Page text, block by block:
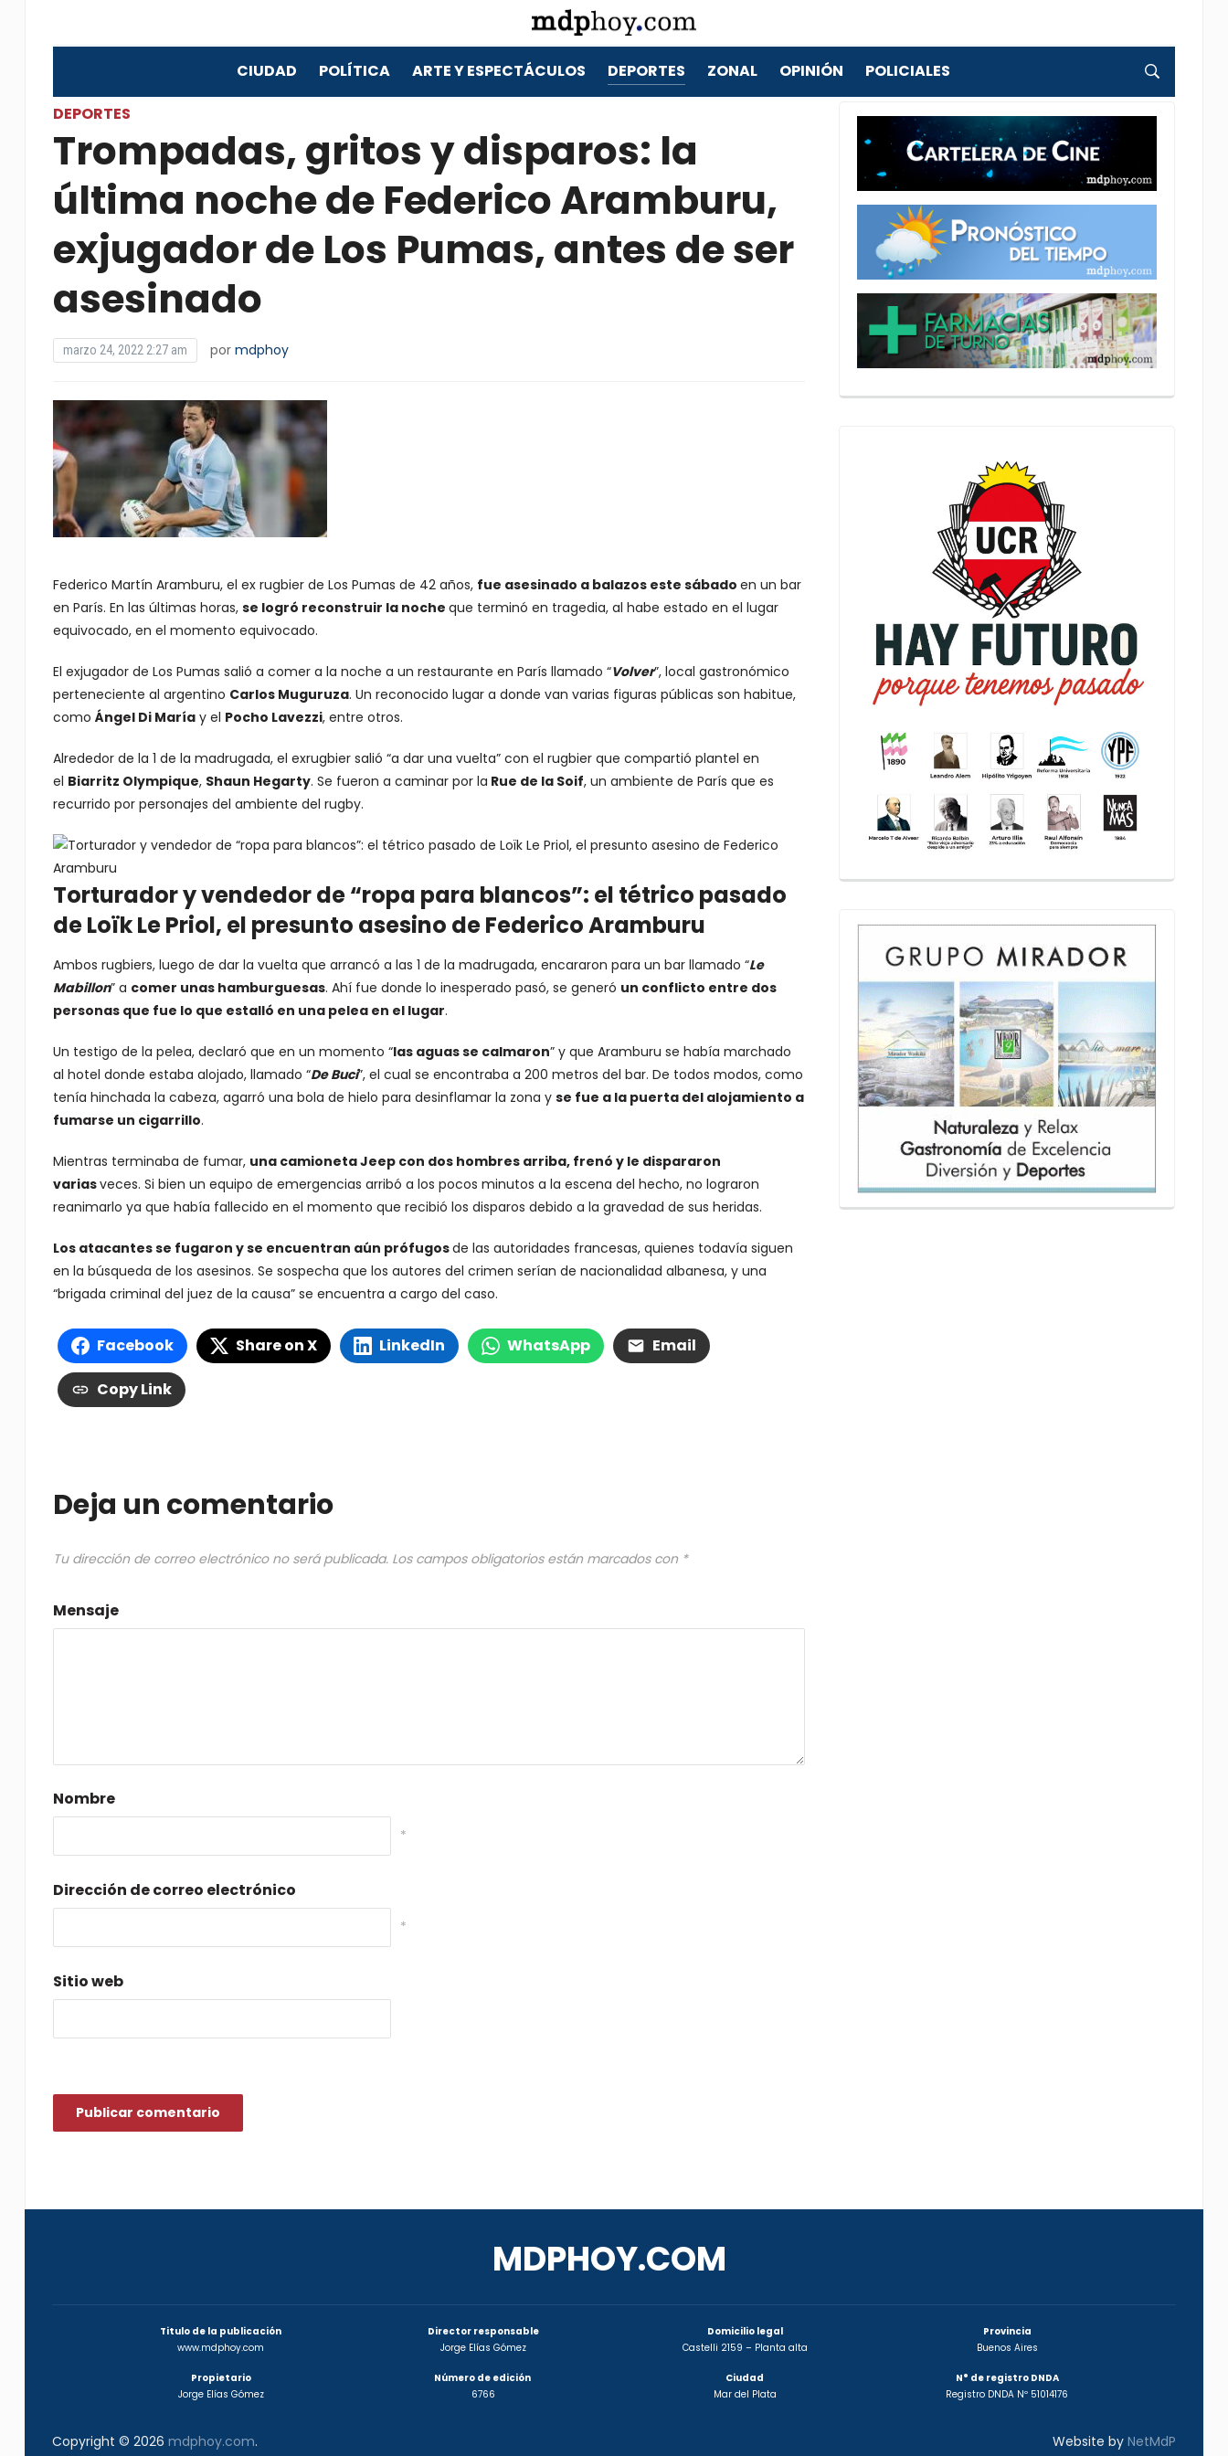
CIUDAD POLÍTICA ARTE Y ESPECTÁCULOS DEPORTES ZONAL OPINIÓN POLICIALES
DEPORTES
Trompadas, gritos y disparos: la
última noche de Federico Aramburu,
exjugador de Los Pumas, antes de ser
asesinado
marzo 24, 2022 2:27 am por mdphoy
Federico Martín Aramburu, el ex rugbier de Los Pumas de 42 años, fue asesinado a balazos este sábado en un bar
en París. En las últimas horas, se logró reconstruir la noche que terminó en tragedia, al habe estado en el lugar
equivocado, en el momento equivocado.
El exjugador de Los Pumas salió a comer a la noche a un restaurante en París llamado “Volver”, local gastronómico
perteneciente al argentino Carlos Muguruza. Un reconocido lugar a donde van varias figuras públicas son habitue,
como Ángel Di Maríay el Pocho Lavezzi, entre otros.
Alrededor de la 1 de la madrugada, el exrugbier salió “a dar una vuelta” con el rugbier que compartió plantel en
el Biarritz Olympique, Shaun Hegarty. Se fueron a caminar por la Rue de la Soif, un ambiente de París que es
recurrido por personajes del ambiente del rugby.
Torturador y vendedor de “ropa para blancos”: el tétrico pasado
de Loïk Le Priol, el presunto asesino de Federico Aramburu
Ambos rugbiers, luego de dar la vuelta que arrancó a las 1 de la madrugada, encararon para un bar llamado “Le
Mabillon” a comer unas hamburguesas. Ahí fue donde lo inesperado pasó, se generó un conflicto entre dos
personas que fue lo que estalló en una pelea en el lugar.
Un testigo de la pelea, declaró que en un momento “las aguas se calmaron” y que Aramburu se había marchado
al hotel donde estaba alojado, llamado “De Buci”, el cual se encontraba a 200 metros del bar. De todos modos, como
tenía hinchada la cabeza, agarró una bola de hielo para desinflamar la zona y se fue a la puerta del alojamiento a
fumarse un cigarrillo.
Mientras terminaba de fumar, una camioneta Jeep con dos hombres arriba, frenó y le dispararon
variasveces. Si bien un equipo de emergencias arribó a los pocos minutos a la escena del hecho, no lograron
reanimarlo ya que había fallecido en el momento que recibió los disparos debido a la gravedad de sus heridas.
Los atacantes se fugaron y se encuentran aún prófugosde las autoridades francesas, quienes todavía siguen
en la búsqueda de los asesinos. Se sospecha que los autores del crimen serían de nacionalidad albanesa, y una
“brigada criminal del juez de la causa” se encuentra a cargo del caso.
Facebook Share on X LinkedIn WhatsApp Email
Copy Link
Deja un comentario
Tu dirección de correo electrónico no será publicada. Los campos obligatorios están marcados con *
Mensaje
Nombre
*
Dirección de correo electrónico
*
Sitio web
MDPHOY.COM
Titulo de la publicación
www.mdphoy.com
Propietario
Jorge Elías Gómez
Director responsable
Jorge Elías Gómez
Número de edición
6766
Domicilio legal
Castelli 2159 – Planta alta
Ciudad
Mar del Plata
Provincia
Buenos Aires
N° de registro DNDA
Registro DNDA Nº 51014176
Copyright © 2026 mdphoy.com. Website byNetMdP